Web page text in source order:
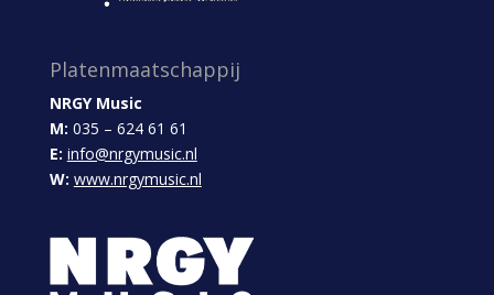
Platenmaatschappij
NRGY Music
M: 035 – 624 61 61
E: info@nrgymusic.nl
W: www.nrgymusic.nl